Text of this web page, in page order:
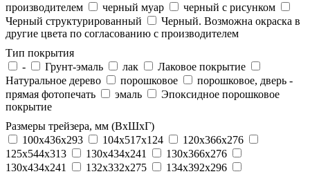
производителем
черный муар
черный с рисунком
Черный структурированный
Черный. Возможна окраска в
другие цвета по согласованию с производителем
Тип покрытия
-
Грунт-эмаль лак
Лаковое покрытие
Натуральное дерево
порошковое
порошковое, дверь -
прямая фотопечать
эмаль
Эпоксидное порошковое
покрытие
Размеры трейзера, мм (ВхШхГ)
100x436x293
104х517х124
120x366x276
125x544x313
130x434x241
130х366х276
130х434х241
132x332x275
134x392x296